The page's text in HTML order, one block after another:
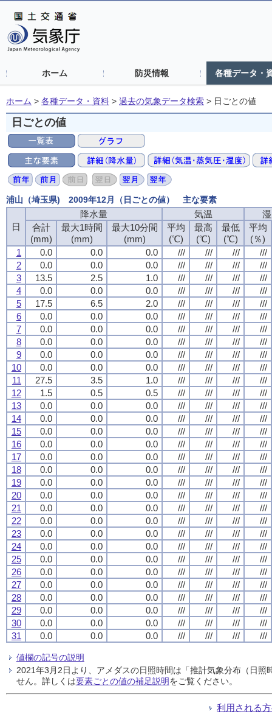
ホーム 防災情報 各種データ・
ホーム > 各種データ・資料 > 過去の気象データ検索 > 日ごとの値
日ごとの値
浦山（埼玉県) 2009年12月（日ごとの値） 主な要素
日
降水量 気温
合計
(mm)
最大1時間
(mm)
最大10分間
(mm)
平均
(℃)
最高
(℃)
最低
(℃)
平均
(％)
1
0.0 0.0 0.0 /// /// ///
///
2
0.0 0.0 0.0 /// /// ///
///
3
13.5 2.5 1.0 /// /// ///
///
4
0.0 0.0 0.0 /// /// ///
///
5
17.5 6.5 2.0 /// /// ///
///
6
0.0 0.0 0.0 /// /// ///
///
7
0.0 0.0 0.0 /// /// ///
///
8
0.0 0.0 0.0 /// /// ///
///
9
0.0 0.0 0.0 /// /// ///
///
10
0.0 0.0 0.0 /// /// ///
///
11
27.5 3.5 1.0 /// /// ///
///
12
1.5 0.5 0.5 /// /// ///
///
13
0.0 0.0 0.0 /// /// ///
///
14
0.0 0.0 0.0 /// /// ///
///
15
0.0 0.0 0.0 /// /// ///
///
16
0.0 0.0 0.0 /// /// ///
///
17
0.0 0.0 0.0 /// /// ///
///
18
0.0 0.0 0.0 /// /// ///
///
19
0.0 0.0 0.0 /// /// ///
///
20
0.0 0.0 0.0 /// /// ///
///
21
0.0 0.0 0.0 /// /// ///
///
22
0.0 0.0 0.0 /// /// ///
///
23
0.0 0.0 0.0 /// /// ///
///
24
0.0 0.0 0.0 /// /// ///
///
25
0.0 0.0 0.0 /// /// ///
///
26
0.0 0.0 0.0 /// /// ///
///
27
0.0 0.0 0.0 /// /// ///
///
28
0.0 0.0 0.0 /// /// ///
///
29
0.0 0.0 0.0 /// /// ///
///
30
0.0 0.0 0.0 /// /// ///
///
31
0.0 0.0 0.0 /// /// /// ///
値欄の記号の説明
2021年3月2日より、アメダスの日照時間は「推計気象分布（日
せん。詳しくは要素ごとの値の補足説明をご覧ください。
利用される